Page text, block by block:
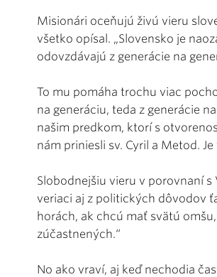
Misionári oceňujú živú vieru
všetko opísal. „Slovensko je
odovzdávajú z generácie na
To mu pomáha trochu viac
na generáciu, teda z generácie
našim predkom, ktorí s
nám priniesli sv. Cyril a Metod.
Slobodnejšiu vieru v porovnaní
veriaci aj z politických dôvodov
horách, ak chcú mať svätú
zúčastnených.“
No ako vraví, aj keď nechodia